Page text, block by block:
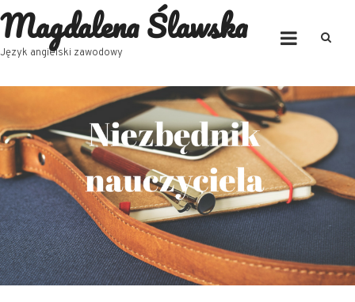
Skip
to
content
Magdalena Ślawska
Język angielski zawodowy